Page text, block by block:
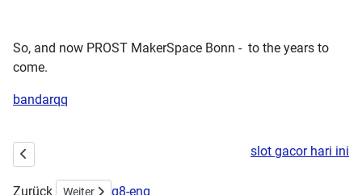
So, and now PROST MakerSpace Bonn - to the years to
come.
bandarqq
Vorheriger Beitrag: Sommer of Solar Love - Fortsetzungslot gacor hari ini
Zurück Nächster Beitrag: FROHES NEUES JAHR 2022!
Weiter q8-eng